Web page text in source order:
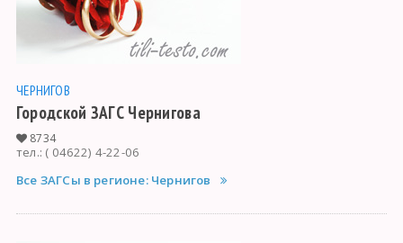
ЧЕРНИГОВ
Городской ЗАГС Чернигова
8734
тел.: ( 04622) 4-22-06
Все ЗАГСы в регионе: Чернигов